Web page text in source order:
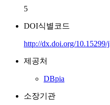
5
DOI식별코드
http://dx.doi.org/
제공처
DBpia
소장기관